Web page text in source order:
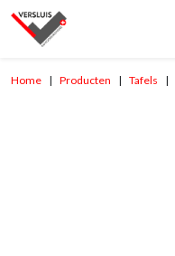
Home Producten Tafels